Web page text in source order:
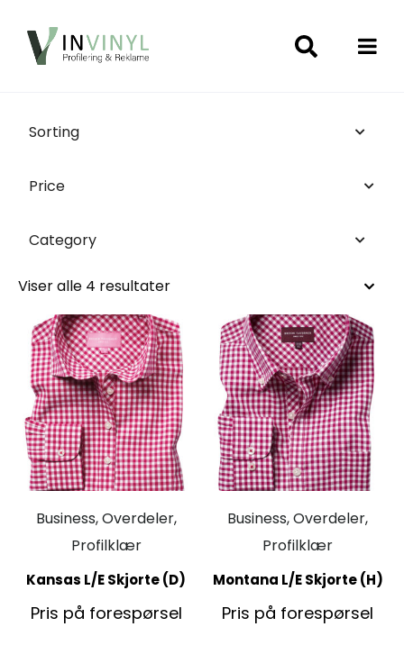
Sorting
Price
Category
Viser alle 4 resultater
Business, Overdeler,
Profilklær
Kansas L/E Skjorte (D)
Pris på forespørsel
Business, Overdeler,
Profilklær
Montana L/E Skjorte (H)
Pris på forespørsel